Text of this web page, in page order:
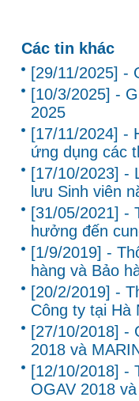
Các tin khác
[29/11/2025] -
[10/3/2025] -
2025
[17/11/2024] -
ứng dụng các
[17/10/2023] -
lưu Sinh viên
[31/05/2021] -
hưởng đến
[1/9/2019] -
hàng và Bảo
[20/2/2019] -
Công ty tại Hà
[27/10/2018] -
2018 và
[12/10/2018] -
OGAV 2018